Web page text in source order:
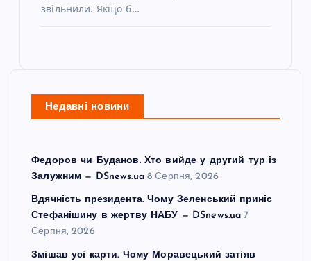
звільнили. Якщо б…
Недавні новини
Федоров чи Буданов. Хто вийде у другий тур із
Залужним — DSnews.ua 8 Серпня, 2026
Вдячність президента. Чому Зеленський приніс
Стефанішину в жертву НАБУ — DSnews.ua 7
Серпня, 2026
Змішав усі карти. Чому Моравецький затіяв